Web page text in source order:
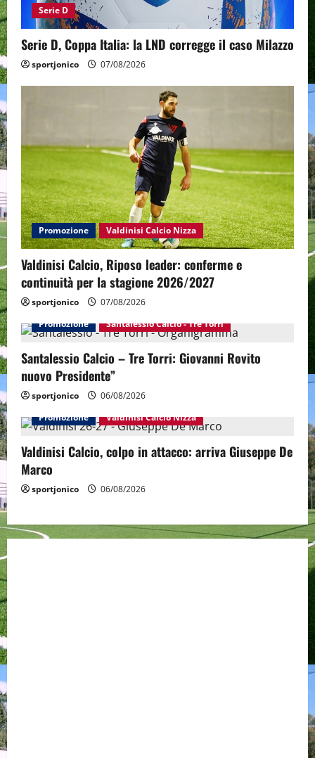
Serie D
Serie D, Coppa Italia: la LND corregge il caso Milazzo
sportjonico 07/08/2026
Promozione Valdinisi Calcio Nizza
Valdinisi Calcio, Riposo leader: conferme e
continuità per la stagione 2026/2027
sportjonico
07/08/2026
Promozione
Santalessio Calcio - Tre Torri
Santalessio Calcio – Tre Torri: Giovanni Rovito
nuovo Presidente”
sportjonico
06/08/2026
Promozione
Valdinisi Calcio Nizza
Valdinisi Calcio, colpo in attacco: arriva Giuseppe De
Marco
sportjonico 06/08/2026